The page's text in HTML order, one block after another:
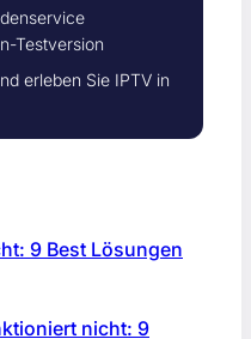
Testversion
erleben Sie IPTV in
9 Best Lösungen
nicht: 9